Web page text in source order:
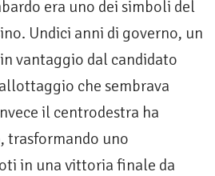
era uno dei simboli del
Undici anni di governo, un
vantaggio dal candidato
che sembrava
il centrodestra ha
uno
in una vittoria finale da